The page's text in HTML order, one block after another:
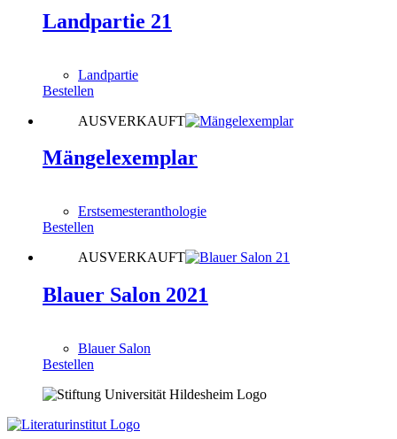
Landpartie 21
Landpartie
Bestellen
AUSVERKAUFT
Mängelexemplar
Erstsemesteranthologie
Bestellen
AUSVERKAUFT
Blauer Salon 2021
Blauer Salon
Bestellen